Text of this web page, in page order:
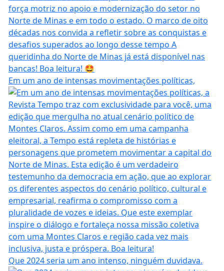
Em um ano de intensas movimentações políticas,
Que 2024 seria um ano intenso, ninguém duvidava.